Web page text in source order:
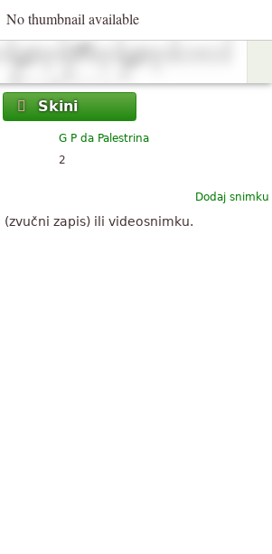
No thumbnail available
Skini
G P da Palestrina
2
Dodaj snimku
zapis) ili videosnimku.